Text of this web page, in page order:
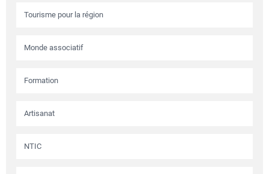
Tourisme pour la région
Monde associatif
Formation
Artisanat
NTIC